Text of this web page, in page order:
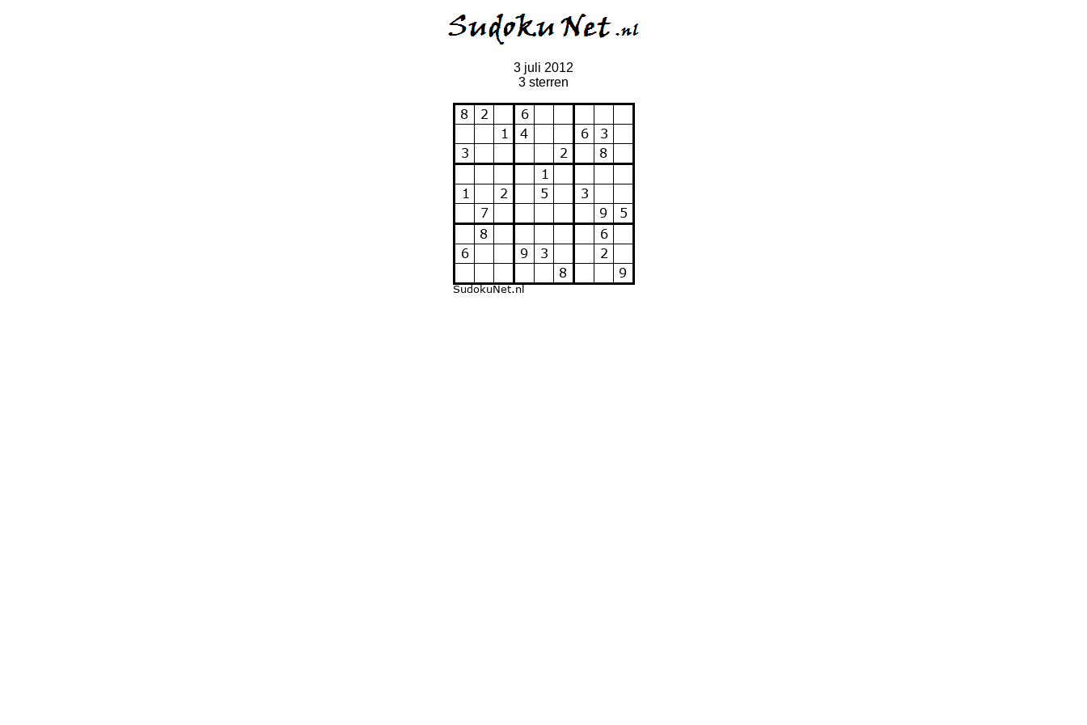
3 juli 2012
3 sterren